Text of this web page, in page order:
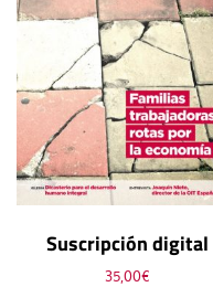
Suscripción digital
35,00€